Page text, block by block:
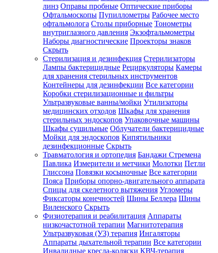
линз Оправы пробные Оптические приборы
Офтальмоскопы Пупиллометры Рабочее место
офтальмолога Столы приборные Тонометры
внутриглазного давления Экзофтальмометры
Наборы диагностические Проекторы знаков
Скрыть
Стерилизация и дезинфекция Стерилизаторы
Лампы бактерицидные Рециркуляторы Камеры
для хранения стерильных инструментов
Контейнеры для дезинфекции Все категории
Коробки стерилизационные и фильтры
Ультразвуковые ванны/мойки Утилизаторы
медицинских отходов Шкафы для хранения
стерильных эндоскопов Упаковочные машины
Шкафы сушильные Облучатели бактерицидные
Мойки для эндоскопов Кипятильники
дезинфекционные Скрыть
Травматология и ортопедия Бандажи Стремена
Павлика Измерители и метчики Молотки Петли
Глиссона Повязки косыночные Все категории
Пояса Приборы опорно-двигательного аппарата
Спицы для скелетного вытяжения Угломеры
Фиксаторы конечностей Шины Беллера Шины
Виленского Скрыть
Физиотерапия и реабилитация Аппараты
низкочастотной терапии Магнитотерапия
Ультразвуковая (УЗ) терапия Ингаляторы
Аппараты дыхательной терапии Все категории
Инвалидные кресла-коляски КВЧ-терапия